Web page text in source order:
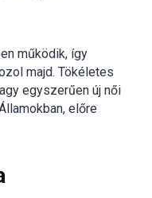
működik, így
majd. Tökéletes
egyszerűen új női
előre